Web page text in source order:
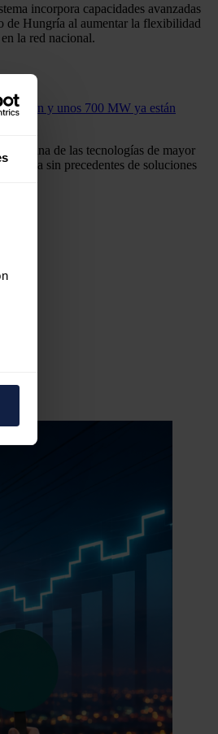
incorpora capacidades avanzadas
de Hungría al aumentar la flexibilidad
la red nacional.
y unos 700 MW ya están
una de las tecnologías de mayor
sin precedentes de soluciones